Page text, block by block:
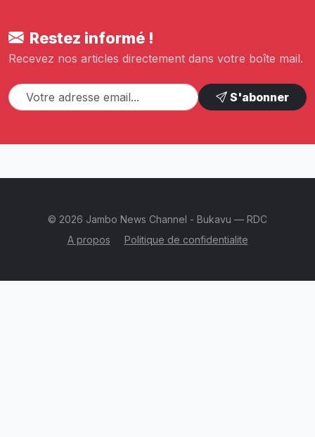
Restez informé !
Recevez nos articles directement dans votre boîte mail.
S'abonner
© 2026 Jambo News Channel - Bukavu — RDC
A propos
Politique de confidentialite